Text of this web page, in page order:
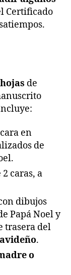
Certificado
de
en
de
2 caras, a
dibujos
Papá Noel y
trasera del
.
o